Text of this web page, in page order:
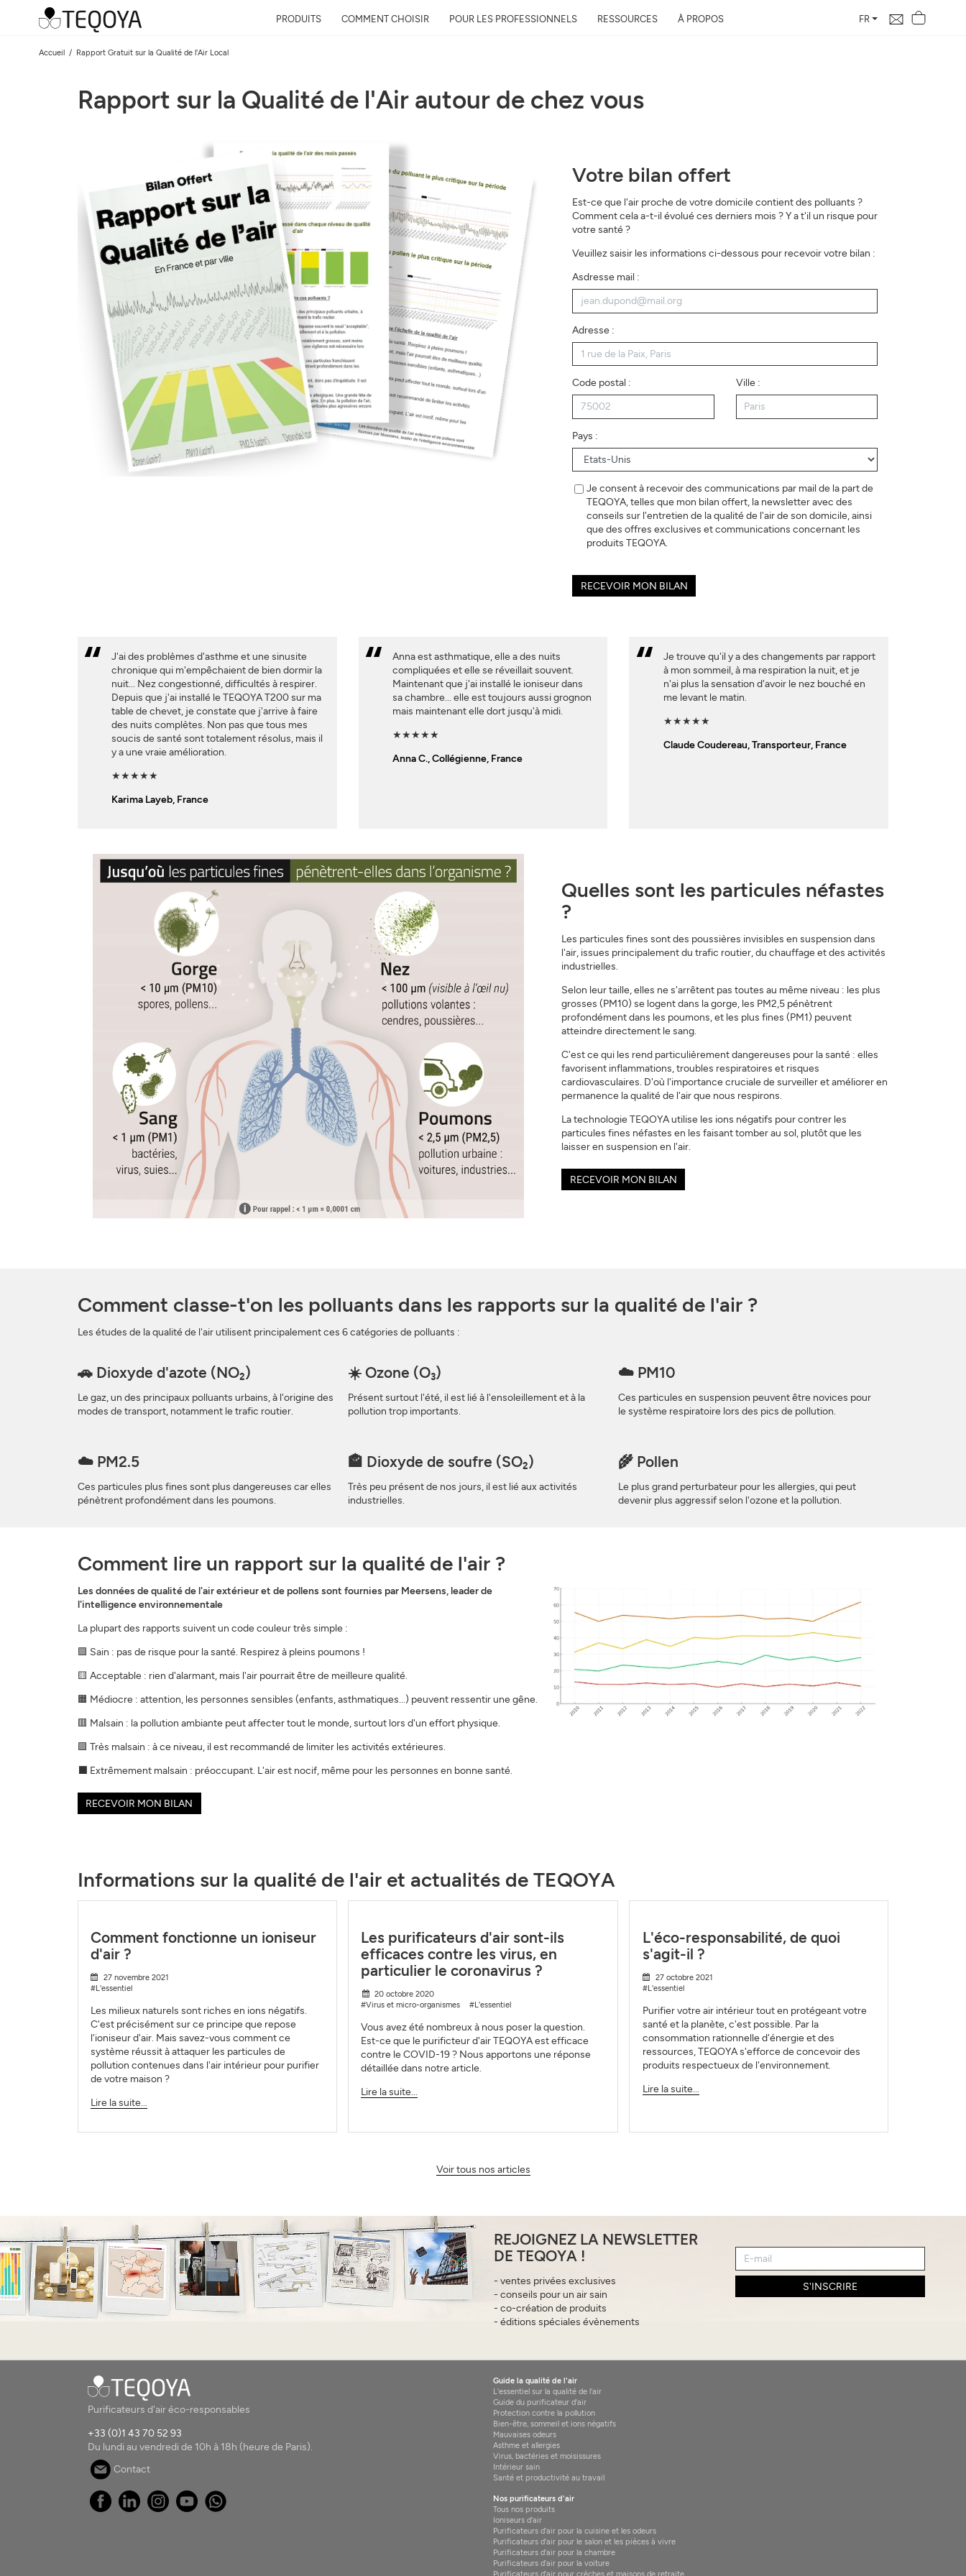
PRODUITS COMMENT CHOISIR POUR LES PROFESSIONNELS RESSOURCES À PROPOS FR
Accueil Rapport Gratuit sur la Qualité de l'Air Local
Rapport sur la Qualité de l'Air autour de chez vous
Votre bilan offert
Est-ce que l'air proche de votre domicile contient des polluants ?
Comment cela a-t-il évolué ces derniers mois ? Y a t'il un risque pour
votre santé ?
Veuillez saisir les informations ci-dessous pour recevoir votre bilan :
Asdresse mail :
Adresse :
Code postal : Ville :
Pays :
Je consent à recevoir des communications par mail de la part de
TEQOYA, telles que mon bilan offert, la newsletter avec des
conseils sur l'entretien de la qualité de l'air de son domicile, ainsi
que des offres exclusives et communications concernant les
produits TEQOYA.
RECEVOIR MON BILAN
J'ai des problèmes d'asthme et une sinusite
chronique qui m'empêchaient de bien dormir la
nuit... Nez congestionné, difficultés à respirer.
Depuis que j'ai installé le TEQOYA T200 sur ma
table de chevet, je constate que j'arrive à faire
des nuits complètes. Non pas que tous mes
soucis de santé sont totalement résolus, mais il
y a une vraie amélioration.
★★★★★
Karima Layeb, France
Anna est asthmatique, elle a des nuits
compliquées et elle se réveillait souvent.
Maintenant que j'ai installé le ioniseur dans
sa chambre... elle est toujours aussi grognon
mais maintenant elle dort jusqu'à midi.
★★★★★
Anna C., Collégienne, France
Je trouve qu'il y a des changements par rapport
à mon sommeil, à ma respiration la nuit, et je
n'ai plus la sensation d'avoir le nez bouché en
me levant le matin.
★★★★★
Claude Coudereau, Transporteur, France
Quelles sont les particules néfastes
?
Les particules fines sont des poussières invisibles en suspension dans
l'air, issues principalement du trafic routier, du chauffage et des activités
industrielles.
Selon leur taille, elles ne s'arrêtent pas toutes au même niveau : les plus
grosses (PM10) se logent dans la gorge, les PM2,5 pénètrent
profondément dans les poumons, et les plus fines (PM1) peuvent
atteindre directement le sang.
C'est ce qui les rend particulièrement dangereuses pour la santé : elles
favorisent inflammations, troubles respiratoires et risques
cardiovasculaires. D'où l'importance cruciale de surveiller et améliorer en
permanence la qualité de l'air que nous respirons.
La technologie TEQOYA utilise les ions négatifs pour contrer les
particules fines néfastes en les faisant tomber au sol, plutôt que les
laisser en suspension en l'air.
RECEVOIR MON BILAN
Comment classe-t'on les polluants dans les rapports sur la qualité de l'air ?
Les études de la qualité de l'air utilisent principalement ces 6 catégories de polluants :
🚗 Dioxyde d'azote (NO₂)
Le gaz, un des principaux polluants urbains, à l'origine des
modes de transport, notamment le trafic routier.
☀️ Ozone (O₃)
Présent surtout l'été, il est lié à l'ensoleillement et à la
pollution trop importants.
☁️ PM10
Ces particules en suspension peuvent être novices pour
le système respiratoire lors des pics de pollution.
☁️ PM2.5
Ces particules plus fines sont plus dangereuses car elles
pénètrent profondément dans les poumons.
🏤 Dioxyde de soufre (SO₂)
Très peu présent de nos jours, il est lié aux activités
industrielles.
🌾 Pollen
Le plus grand perturbateur pour les allergies, qui peut
devenir plus aggressif selon l'ozone et la pollution.
Comment lire un rapport sur la qualité de l'air ?
Les données de qualité de l'air extérieur et de pollens sont fournies par Meersens, leader de
l'intelligence environnementale
La plupart des rapports suivent un code couleur très simple :
🟩 Sain : pas de risque pour la santé. Respirez à pleins poumons !
🟨 Acceptable : rien d'alarmant, mais l'air pourrait être de meilleure qualité.
🟧 Médiocre : attention, les personnes sensibles (enfants, asthmatiques...) peuvent ressentir une gêne.
🟥 Malsain : la pollution ambiante peut affecter tout le monde, surtout lors d'un effort physique.
🟪 Très malsain : à ce niveau, il est recommandé de limiter les activités extérieures.
⬛ Extrêmement malsain : préoccupant. L'air est nocif, même pour les personnes en bonne santé.
RECEVOIR MON BILAN
Informations sur la qualité de l'air et actualités de TEQOYA
Comment fonctionne un ioniseur
d'air ?
27 novembre 2021
#L'essentiel
Les milieux naturels sont riches en ions négatifs.
C'est précisément sur ce principe que repose
l'ioniseur d'air. Mais savez-vous comment ce
système réussit à attaquer les particules de
pollution contenues dans l'air intérieur pour purifier
de votre maison ?
Lire la suite...
Les purificateurs d'air sont-ils
efficaces contre les virus, en
particulier le coronavirus ?
20 octobre 2020
#Virus et micro-organismes
#L'essentiel
Vous avez été nombreux à nous poser la question.
Est-ce que le purificteur d'air TEQOYA est efficace
contre le COVID-19 ? Nous apportons une réponse
détaillée dans notre article.
Lire la suite...
L'éco-responsabilité, de quoi
s'agit-il ?
27 octobre 2021
#L'essentiel
Purifier votre air intérieur tout en protégeant votre
santé et la planète, c'est possible. Par la
consommation rationnelle d'énergie et des
ressources, TEQOYA s'efforce de concevoir des
produits respectueux de l'environnement.
Lire la suite...
Voir tous nos articles
REJOIGNEZ LA NEWSLETTER
DE TEQOYA !
- ventes privées exclusives
- conseils pour un air sain
- co-création de produits
- éditions spéciales évènements
S'INSCRIRE
Purificateurs d'air éco-responsables
+33 (0)1 43 70 52 93
Du lundi au vendredi de 10h à 18h (heure de Paris).
Contact
Guide la qualité de l'air
L'essentiel sur la qualité de l'air
Guide du purificateur d'air
Protection contre la pollution
Bien-être, sommeil et ions négatifs
Mauvaises odeurs
Asthme et allergies
Virus, bactéries et moisissures
Intérieur sain
Santé et productivité au travail
Nos purificateurs d'air
Tous nos produits
Ioniseurs d'air
Purificateurs d'air pour la cuisine et les odeurs
Purificateurs d'air pour le salon et les pièces à vivre
Purificateurs d'air pour la chambre
Purificateurs d'air pour la voiture
Purificateurs d'air pour crèches et maisons de retraite